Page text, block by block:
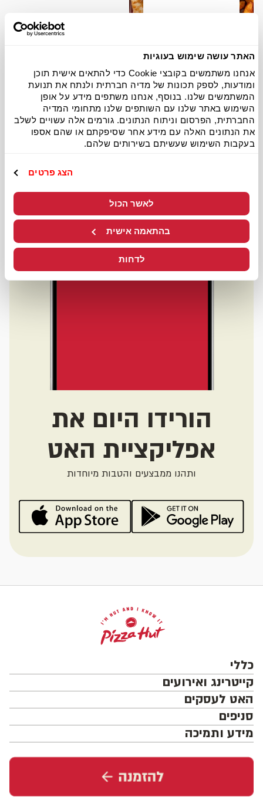
האתר עושה שימוש בעוגיות
אנחנו משתמשים בקובצי Cookie כדי להתאים אישית תוכן
ומודעות, לספק תכונות של מדיה חברתית ולנתח את תנועת
המשתמשים שלנו. בנוסף, אנחנו משתפים מידע על אופן
השימוש באתר שלנו עם השותפים שלנו מתחומי המדיה
החברתית, הפרסום וניתוח הנתונים. גורמים אלה עשויים לשלב
את הנתונים האלה עם מידע אחר שסיפקתם או שהם אספו
בעקבות השימוש שעשיתם בשירותים שלהם.
הצג פרטים
לאשר הכול
בהתאמה אישית
לדחות
הורידו היום את
אפליקציית האט
ותהנו ממבצעים והטבות מיוחדות
כללי
קייטרינג ואירועים
האט לעסקים
סניפים
מידע ותמיכה